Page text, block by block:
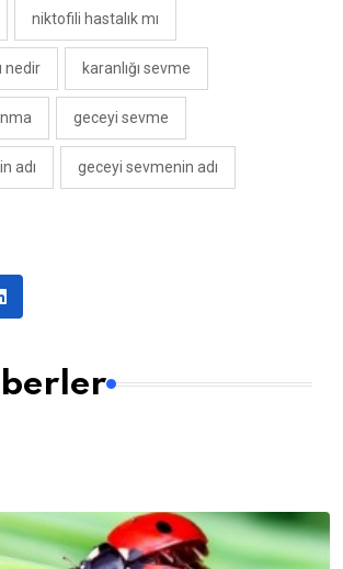
niktofili hastalık mı
nedir karanlığı sevme
geceyi sevme
adı geceyi sevmenin adı